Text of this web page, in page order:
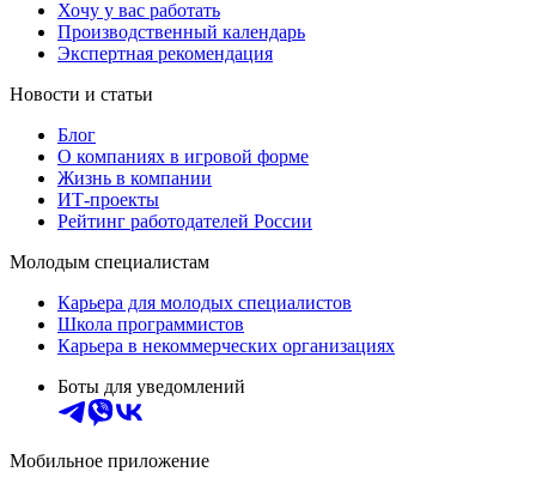
Хочу у вас работать
Производственный календарь
Экспертная рекомендация
Новости и статьи
Блог
О компаниях в игровой форме
Жизнь в компании
ИТ-проекты
Рейтинг работодателей России
Молодым специалистам
Карьера для молодых специалистов
Школа программистов
Карьера в некоммерческих организациях
Боты для уведомлений
Мобильное приложение